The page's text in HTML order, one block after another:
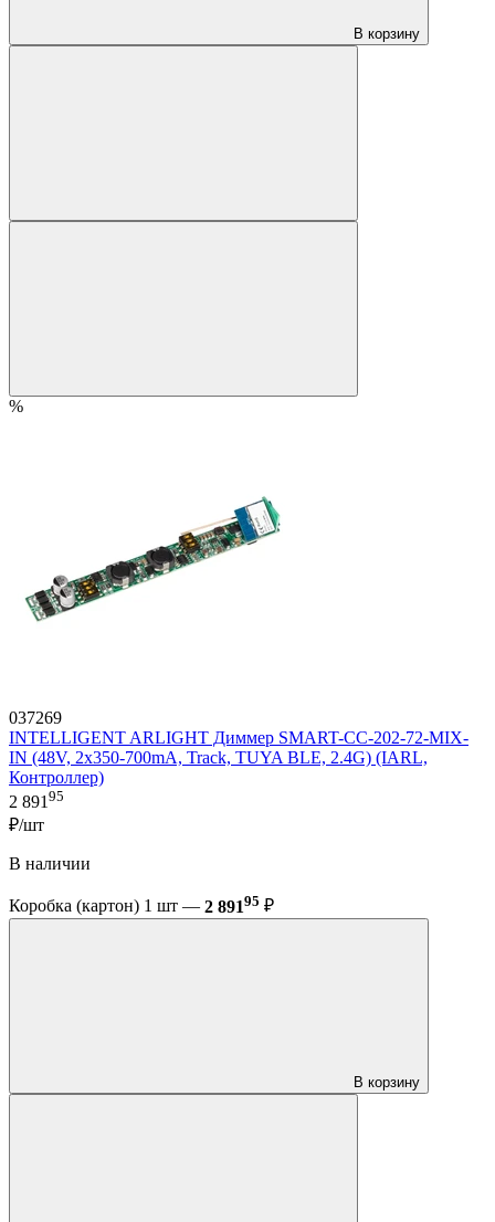
В корзину
%
037269
INTELLIGENT ARLIGHT Диммер SMART-CC-202-72-MIX-
IN (48V, 2x350-700mA, Track, TUYA BLE, 2.4G) (IARL,
Контроллер)
2 89195
₽/шт
В наличии
Коробка (картон) 1 шт — 2 89195 ₽
В корзину